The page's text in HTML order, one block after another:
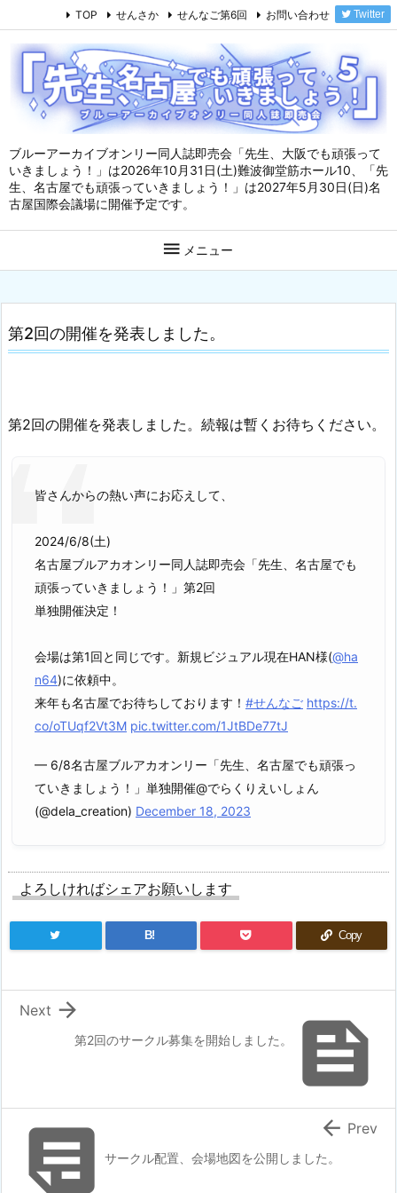
ブルーアーカイブオンリー同人誌即売会「先生、大阪でも頑張って
いきましょう！」は2026年10月31日(土)難波御堂筋ホール10、「先
生、名古屋でも頑張っていきましょう！」は2027年5月30日(日)名
古屋国際会議場に開催予定です。
 メニュー
TOP せんさか せんなご第6回 お問い合わせ Twitter
第2回の開催を発表しました。
第2回の開催を発表しました。続報は暫くお待ちください。
皆さんからの熱い声にお応えして、
2024/6/8(土)
名古屋ブルアカオンリー同人誌即売会「先生、名古屋でも
頑張っていきましょう！」第2回
単独開催決定！
会場は第1回と同じです。新規ビジュアル現在HAN様(@ha
n64)に依頼中。
来年も名古屋でお待ちしております！ #せんなご https://t.
co/oTUqf2Vt3M pic.twitter.com/1JtBDe77tJ
— 6/8名古屋ブルアカオンリー「先生、名古屋でも頑張っ
ていきましょう！」単独開催@でらくりえいしょん
(@dela_creation) December 18, 2023
よろしければシェアお願いします
B! Copy

第2回のサークル募集を開始しました。

Next
サークル配置、会場地図を公開しました。
 Prev